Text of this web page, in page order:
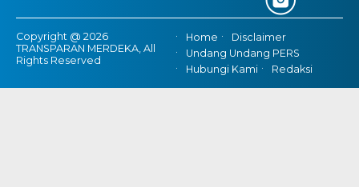
Copyright @ 2026
TRANSPARAN MERDEKA, All
Rights Reserved
Home
Disclaimer
Undang Undang PERS
Hubungi Kami
Redaksi